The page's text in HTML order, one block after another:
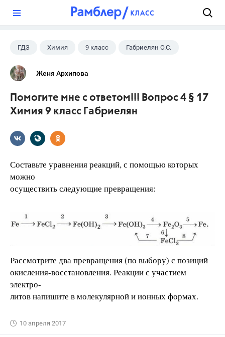
ГДЗ Химия 9 класс Габриелян О.С.
Женя Архипова
Помогите мне с ответом!!! Вопрос 4 § 17
Химия 9 класс Габриелян
Составьте уравнения реакций, с помощью которых
можно
осуществить следующие превращения:
Рассмотрите два превращения (по выбору) с позиций
окисления-восстановления. Реакции с участием
электро-
литов напишите в молекулярной и ионных формах.
10 апреля 2017